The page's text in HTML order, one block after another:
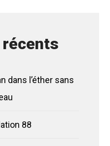
dans l’éther sans
88